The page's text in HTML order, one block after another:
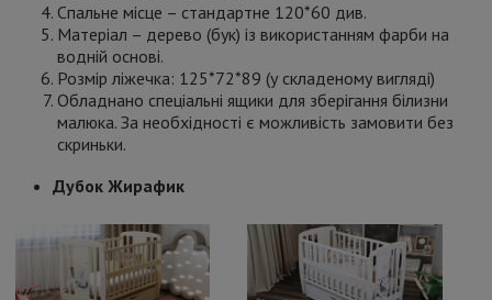
Спальне місце – стандартне 120*60 див.
Матеріал – дерево (бук) із використанням фарби на
водній основі.
Розмір ліжечка: 125*72*89 (у складеному вигляді)
Обладнано спеціальні ящики для зберігання білизни
малюка. За необхідності є можливість замовити без
скриньки.
Дубок Жирафик